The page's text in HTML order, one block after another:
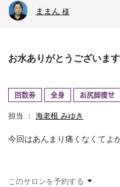
予約確認
ままん 様
お水ありがとうございます
回数券 全身 お尻脚痩せ
担当 ： 海老根 みゆき
今回はあんまり痛くなくてよ
このサロンを予約する